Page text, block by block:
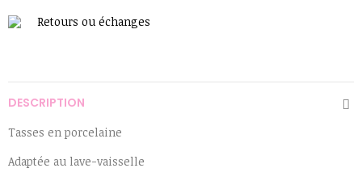
Retours ou échanges
DESCRIPTION
Tasses en porcelaine
Adaptée au lave-vaisselle